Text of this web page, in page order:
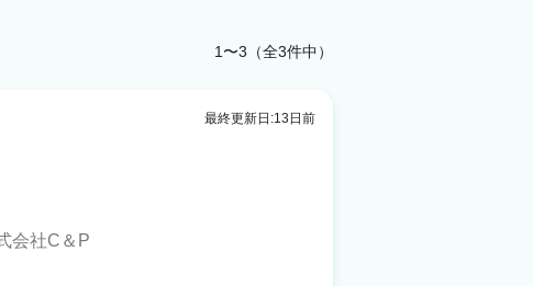
1〜3（全3件中）
最終更新日:13日前
会社C＆P